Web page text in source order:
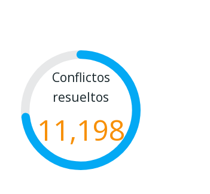
Conflictos
resueltos
11,198